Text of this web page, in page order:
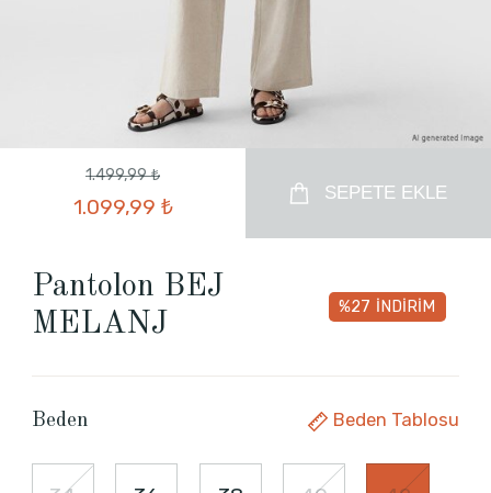
1.499,99 ₺
1.099,99 ₺
SEPETE EKLE
Pantolon BEJ
MELANJ
%27 İNDİRİM
Beden Beden Tablosu